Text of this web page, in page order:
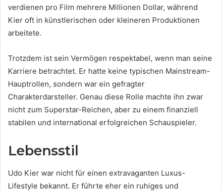
verdienen pro Film mehrere Millionen Dollar, während
Kier oft in künstlerischen oder kleineren Produktionen
arbeitete.
Trotzdem ist sein Vermögen respektabel, wenn man seine
Karriere betrachtet. Er hatte keine typischen Mainstream-
Hauptrollen, sondern war ein gefragter
Charakterdarsteller. Genau diese Rolle machte ihn zwar
nicht zum Superstar-Reichen, aber zu einem finanziell
stabilen und international erfolgreichen Schauspieler.
Lebensstil
Udo Kier war nicht für einen extravaganten Luxus-
Lifestyle bekannt. Er führte eher ein ruhiges und